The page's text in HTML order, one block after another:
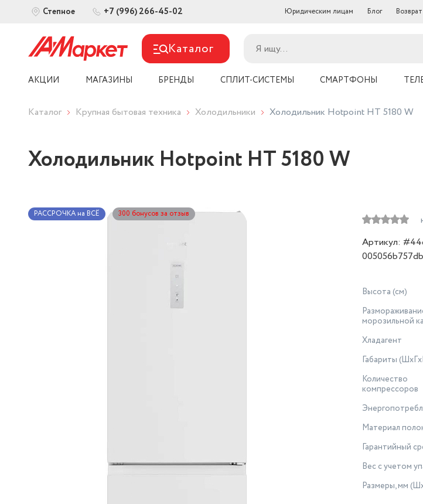
Степное +7 (996) 266-45-02 Юридическим лицам Блог Возврат
Каталог
АКЦИИ МАГАЗИНЫ БРЕНДЫ СПЛИТ-СИСТЕМЫ СМАРТФОНЫ
Каталог Крупная бытовая техника Холодильники Холодильник Hotpoint HT 5180 W
Холодильник Hotpoint HT 5180 W
РАССРОЧКА на ВСЁ 300 бонусов за отзыв
Артикул:
005056b757db
Высота (см)
морозильной
Хладагент
Габариты
Количество
компрессоров
Материал
Гарантийный
Вес с учетом
Размеры, мм